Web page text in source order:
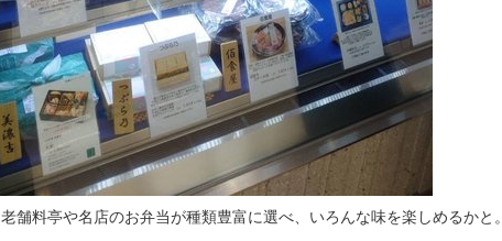
舗料亭や名店のお弁当が種類豊富に選べ、いろんな味を楽しめるかと。